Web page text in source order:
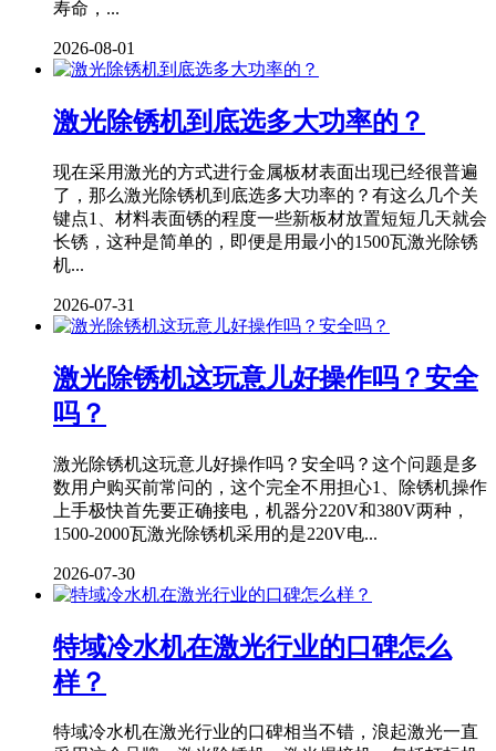
寿命，...
2026-08-01
激光除锈机到底选多大功率的？
现在采用激光的方式进行金属板材表面出现已经很普遍
了，那么激光除锈机到底选多大功率的？有这么几个关
键点1、材料表面锈的程度一些新板材放置短短几天就会
长锈，这种是简单的，即便是用最小的1500瓦激光除锈
机...
2026-07-31
激光除锈机这玩意儿好操作吗？安全
吗？
激光除锈机这玩意儿好操作吗？安全吗？这个问题是多
数用户购买前常问的，这个完全不用担心1、除锈机操作
上手极快首先要正确接电，机器分220V和380V两种，
1500-2000瓦激光除锈机采用的是220V电...
2026-07-30
特域冷水机在激光行业的口碑怎么
样？
特域冷水机在激光行业的口碑相当不错，浪起激光一直